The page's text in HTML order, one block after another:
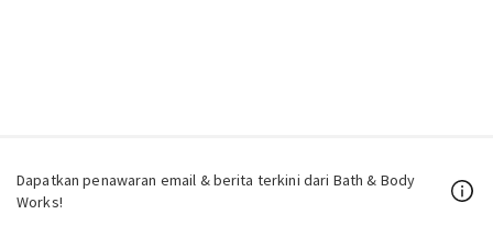
Dapatkan penawaran email & berita terkini dari Bath & Body
Works!